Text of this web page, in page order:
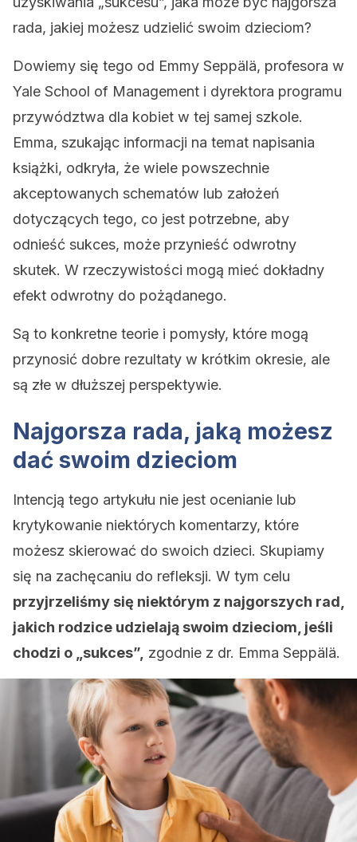
rada, jakiej możesz udzielić swoim dzieciom?
Dowiemy się tego od Emmy Seppälä, profesora w
Yale School of Management i dyrektora programu
przywództwa dla kobiet w tej samej szkole.
Emma, szukając informacji na temat napisania
książki, odkryła, że wiele powszechnie
akceptowanych schematów lub założeń
dotyczących tego, co jest potrzebne, aby
odnieść sukces, może przynieść odwrotny
skutek. W rzeczywistości mogą mieć dokładny
efekt odwrotny do pożądanego.
Są to konkretne teorie i pomysły, które mogą
przynosić dobre rezultaty w krótkim okresie, ale
są złe w dłuższej perspektywie.
Najgorsza rada, jaką możesz
dać swoim dzieciom
Intencją tego artykułu nie jest ocenianie lub
krytykowanie niektórych komentarzy, które
możesz skierować do swoich dzieci. Skupiamy
się na zachęcaniu do refleksji. W tym celu
przyjrzeliśmy się niektórym z najgorszych rad,
jakich rodzice udzielają swoim dzieciom, jeśli
chodzi o „sukces”, zgodnie z dr. Emma Seppälä.